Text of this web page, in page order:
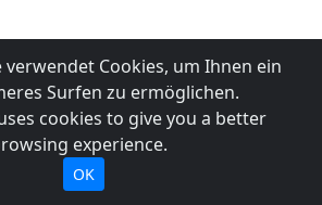
verwendet Cookies, um Ihnen ein
Surfen zu ermöglichen.
cookies to give you a better
experience.
OK